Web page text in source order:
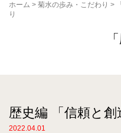
ホーム > 菊水の歩み・こだわり >
り
歴史編 「信頼と創
2022.04.01